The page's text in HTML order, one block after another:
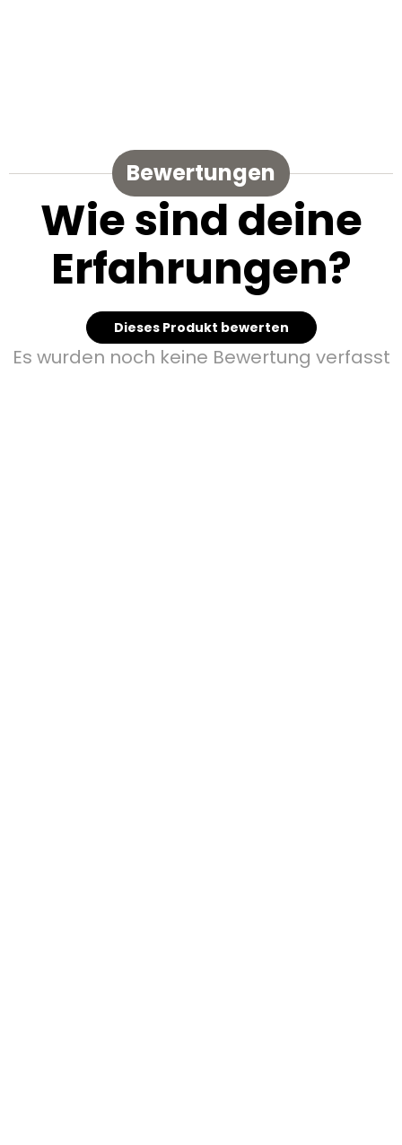
Bewertungen
Wie sind deine
Erfahrungen?
Dieses Produkt bewerten
Es wurden noch keine Bewertung verfasst